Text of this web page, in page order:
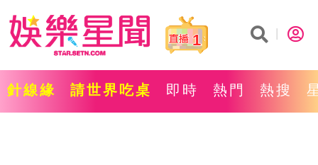
1
針線緣 請世界吃桌 即時 熱門 熱搜